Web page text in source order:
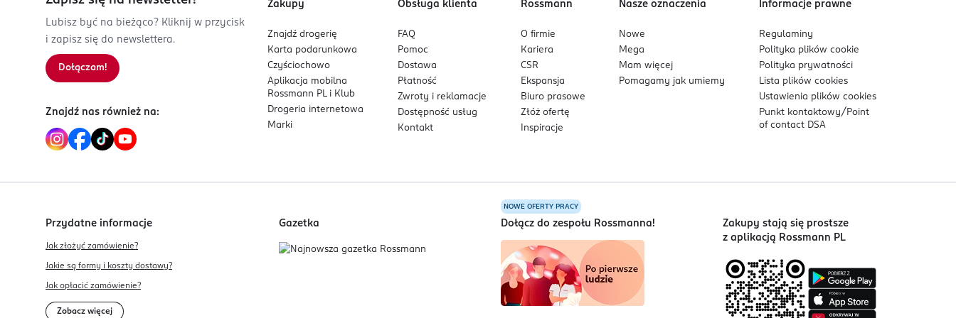
zapobiega odruchowi zagryzania smoczka
zapewnia swobodne oddychanie i połykanie śliny
jest bardzo lekki, dzięki czemu nie obciąża zgryzu dziecka
nie zaburza prawidłowego rozwoju mowy i zgryzu pod warunkiem przestrzegania zaleceń ortodontycznych i neurologopedycznych silikonowa gumka nie
zniekształca się w buzi
STOPNIOWA ZMIANA rozmiaru gumki w smoczkach 6-18 rozmiar gumki w smoczkach 6–18 m jest stopniowo zmniejszany, by lepiej odpowiadać potrzebom dzieci
na tym etapie rozwoju
w okresie przejściowym w sprzedaży mogą występować oba warianty – z gumką dotychczasową lub nową*
*Nowy rozmiar pojawia się sukcesywnie, po wyczerpaniu wcześniejszych zapasów.
Kod EAN
5 903407 228686
Lubisz być na bieżąco? Kliknij w przycisk
i zapisz się do newslettera.
Dołączam!
Znajdź nas również na:
Zakupy
Znajdź drogerię
Karta podarunkowa
Czyściochowo
Aplikacja mobilna
Rossmann PL i Klub
Drogeria internetowa
Marki
Obsługa klienta
FAQ
Pomoc
Dostawa
Płatność
Zwroty i reklamacje
Dostępność usług
Kontakt
Rossmann
O firmie
Kariera
CSR
Ekspansja
Biuro prasowe
Złóż ofertę
Inspiracje
Nasze oznaczenia
Nowe
Mega
Mam więcej
Pomagamy jak umiemy
Informacje prawne
Regulaminy
Polityka plikówcookie
Polityka prywatności
Lista plikówcookies
Ustawienia plikówcookies
Punkt kontaktowy/ Point
of contact DSA
Przydatne informacje
Jak złożyć zamówienie?
Jakie są formy i koszty dostawy?
Jak opłacić zamówienie?
Zobacz więcej
Gazetka
NOWE OFERTY PRACY
Dołącz do zespołu Rossmanna!
Zakupy stają się prostsze
z aplikacją Rossmann PL